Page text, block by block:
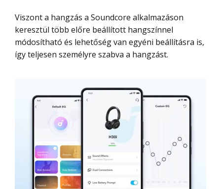
Viszont a hangzás a Soundcore alkalmazáson
keresztül több előre beállított hangszínnel
módosítható és lehetőség van egyéni beállításra is,
így teljesen személyre szabva a hangzást.